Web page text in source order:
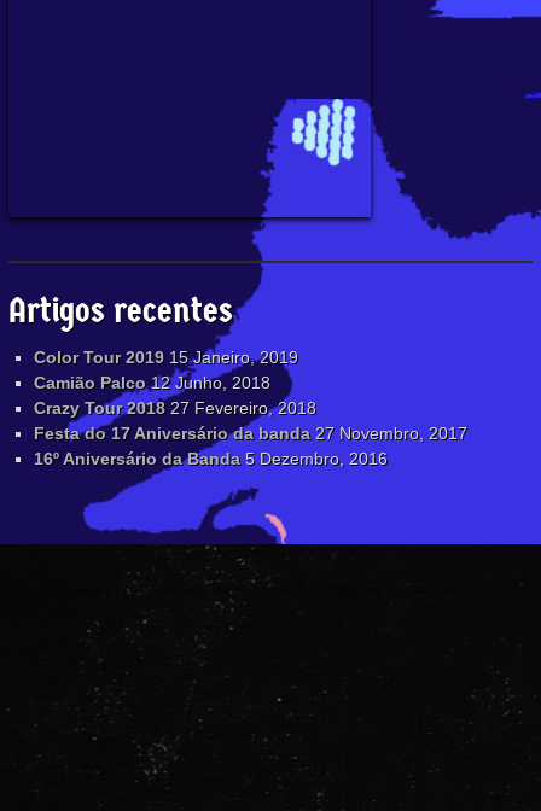
Artigos recentes
Color Tour 2019 15 Janeiro, 2019
Camião Palco 12 Junho, 2018
Crazy Tour 2018 27 Fevereiro, 2018
Festa do 17 Aniversário da banda 27 Novembro, 2017
16º Aniversário da Banda 5 Dezembro, 2016